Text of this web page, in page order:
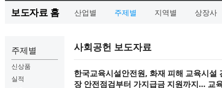
보도자료 홈 산업별 주제별 지역별 상장사
주제별
신상품
실적
사회공헌 보도자료
한국교육시설안전원, 화재 피해 교육시설
장 안전점검부터 가지급금 지원까지… 교